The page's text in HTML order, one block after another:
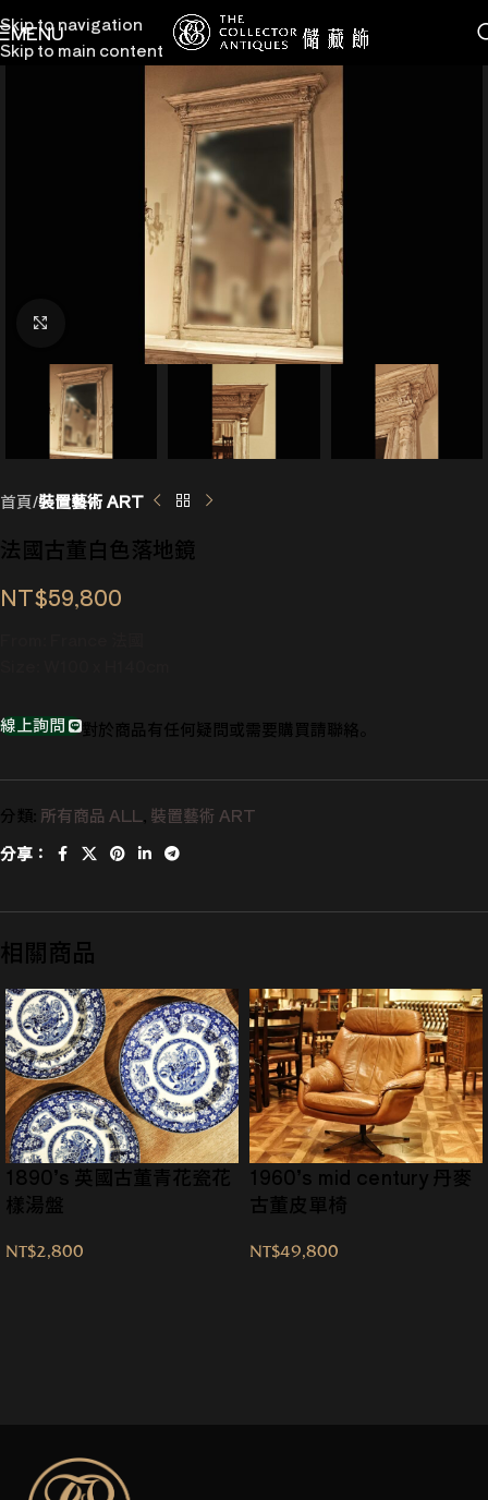
Skip to navigation
Skip to main content
MENU
首頁 裝置藝術 ART
法國古董白色落地鏡
NT$59,800
線上詢問 對於商品有任何疑問或需要購買請聯絡。
分類: 所有商品 ALL
裝置藝術 ART
分享：
相關商品
1890’s 英國古董青花瓷花
樣湯盤
NT$2,800
1960’s mid century 丹麥
古董皮單椅
NT$49,800